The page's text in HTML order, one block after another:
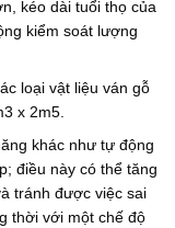
kéo dài tuổi thọ của
kiểm soát lượng
loại vật liệu ván gỗ
x 2m5.
khác như tự động
điều này có thể tăng
tránh được việc sai
thời với một chế độ